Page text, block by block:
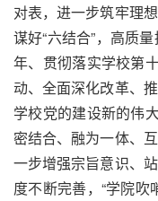
对表，进一步筑牢理
谋好“六结合”，高质
年、贯彻落实学校第
动、全面深化改革、
学校党的建设新的伟
密结合、融为一体、
一步增强宗旨意识、
度不断完善，“学院吹